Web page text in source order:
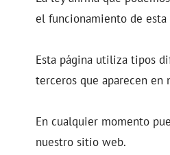
el funcionamiento de esta
Esta página utiliza tipos
terceros que aparecen en
En cualquier momento
nuestro sitio web.